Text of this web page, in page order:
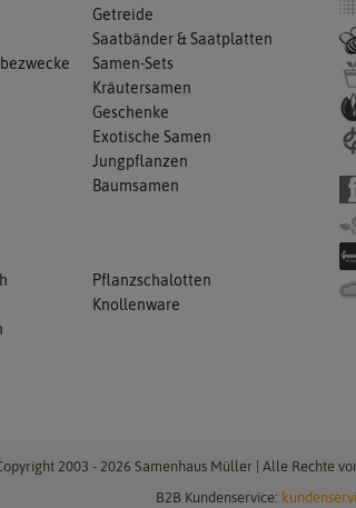
Getreide
Saatbänder & Saatplatten
Samen-Sets
Kräutersamen
Geschenke
Exotische Samen
Jungpflanzen
Baumsamen
Pflanzschalotten
Knollenware
2003 - 2026 Samenhaus Müller | Alle Rechte
B2B Kundenservice: